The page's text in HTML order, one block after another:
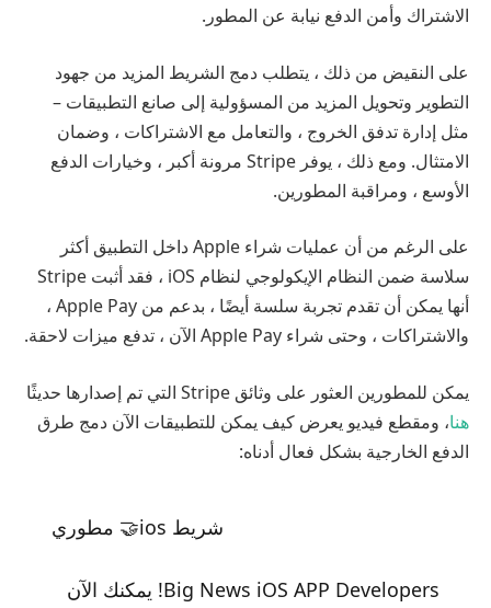
الاشتراك وأمن الدفع نيابة عن المطور.
على النقيض من ذلك ، يتطلب دمج الشريط المزيد من جهود
التطوير وتحويل المزيد من المسؤولية إلى صانع التطبيقات –
مثل إدارة تدفق الخروج ، والتعامل مع الاشتراكات ، وضمان
الامتثال. ومع ذلك ، يوفر Stripe مرونة أكبر ، وخيارات الدفع
الأوسع ، ومراقبة المطورين.
على الرغم من أن عمليات شراء Apple داخل التطبيق أكثر
سلاسة ضمن النظام الإيكولوجي لنظام iOS ، فقد أثبت Stripe
أنها يمكن أن تقدم تجربة سلسة أيضًا ، بدعم من Apple Pay ،
والاشتراكات ، وحتى شراء Apple Pay الآن ، تدفع ميزات لاحقة.
يمكن للمطورين العثور على وثائق Stripe التي تم إصدارها حديثًا
هنا، ومقطع فيديو يعرض كيف يمكن للتطبيقات الآن دمج طرق
الدفع الخارجية بشكل فعال أدناه:
مطوري 🤝ios شريط
Big News iOS APP Developers! يمكنك الآن